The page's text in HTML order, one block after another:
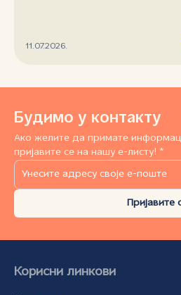
11.07.2026.
Будимо у контакту
Ако желите да примате
пријавите се на нашу е-листу! *
Пријавите
Корисни линкови